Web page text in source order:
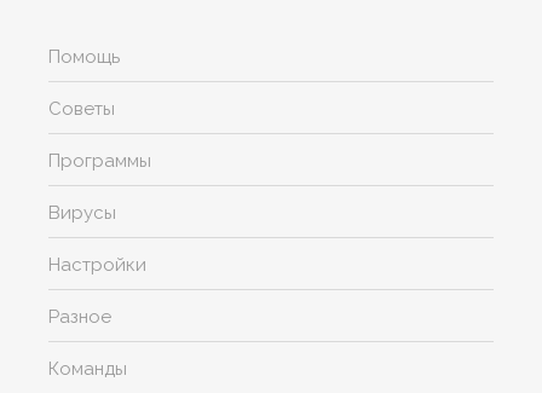
Помощь
Советы
Программы
Вирусы
Настройки
Разное
Команды